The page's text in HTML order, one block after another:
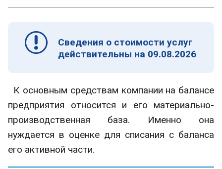
Сведения о стоимости услуг
действительны на 09.08.2026
К основным средствам компании на балансе
предприятия относится и его материально-
производственная база. Именно она
нуждается в оценке для списания с баланса
его активной части.